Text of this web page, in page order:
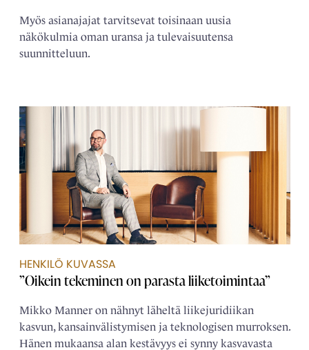
Myös asianajajat tarvitsevat toisinaan uusia
näkökulmia oman uransa ja tulevaisuutensa
suunnitteluun.
HENKILÖ KUVASSA
”Oikein tekeminen on parasta liiketoimintaa”
Mikko Manner on nähnyt läheltä liikejuridiikan
kasvun, kansainvälistymisen ja teknologisen murroksen.
Hänen mukaansa alan kestävyys ei synny kasvavasta